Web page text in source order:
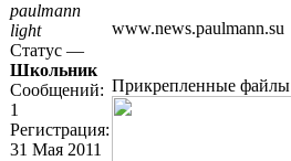
paulmann
light
Статус —
Школьник
Сообщений:
1
Регистрация:
31 Мая 2011
www.news.paulmann.su
Прикрепленные файлы